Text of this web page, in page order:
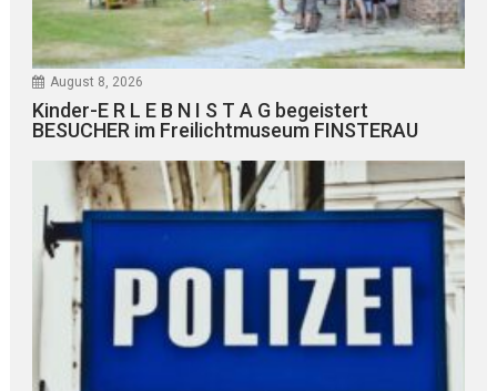
August 8, 2026
Kinder-E R L E B N I S T A G begeistert
BESUCHER im Freilichtmuseum FINSTERAU